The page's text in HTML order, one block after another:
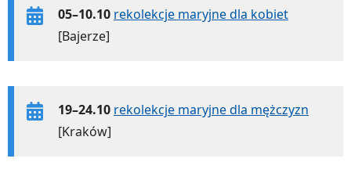
05–10.10 rekolekcje maryjne dla kobiet
[Bajerze]
19–24.10 rekolekcje maryjne dla mężczyzn
[Kraków]